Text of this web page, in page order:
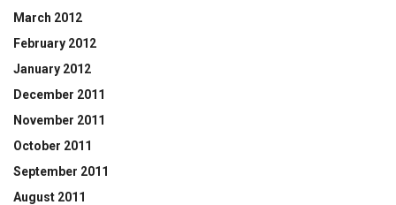
March 2012
February 2012
January 2012
December 2011
November 2011
October 2011
September 2011
August 2011